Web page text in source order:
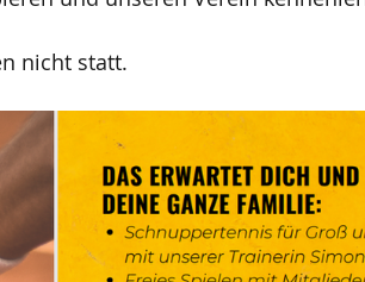
nicht statt.